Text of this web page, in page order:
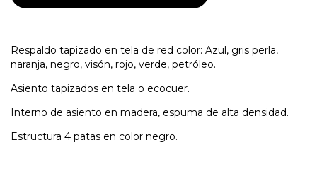
Respaldo tapizado en tela de red color: Azul, gris perla,
naranja, negro, visón, rojo, verde, petróleo.
Asiento tapizados en tela o ecocuer.
Interno de asiento en madera, espuma de alta densidad.
Estructura 4 patas en color negro.